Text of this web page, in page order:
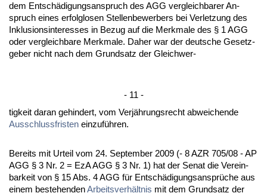
dem Entschädi­gungs­an­spruch des AGG ver­gleich­ba­rer An­
spruch ei­nes er­folg­lo­sen Stel­len­be­wer­bers bei Ver­let­zung des
In­klu­si­ons­in­ter­es­ses in Be­zug auf die Merk­ma­le des § 1 AGG
oder ver­gleich­ba­re Merk­ma­le. Da­her war der deut­sche Ge­setz­
ge­ber nicht nach dem Grund­satz der Gleich­wer-
- 11 -
tig­keit dar­an ge­hin­dert, vom Verjährungs­recht ab­wei­chen­de
Aus­schluss­fris­ten ein­zuführen.
Be­reits mit Ur­teil vom 24. Sep­tem­ber 2009 (- 8 AZR 705/08 - AP
AGG § 3 Nr. 2 = EzA AGG § 3 Nr. 1) hat der Se­nat die Ver­ein­
bar­keit von § 15 Abs. 4 AGG für Entschädi­gungs­ansprüche aus
ei­nem be­ste­hen­denAr­beits­verhält­nis mit dem Grund­satz der